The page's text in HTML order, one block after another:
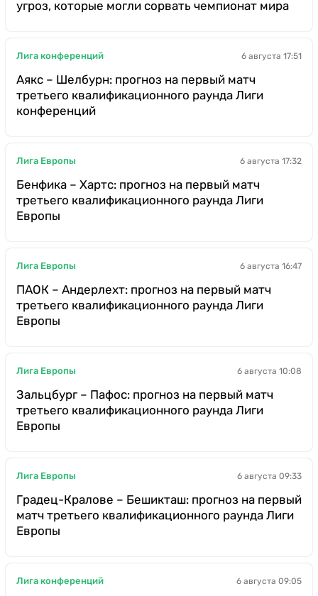
угроз, которые могли сорвать чемпионат мира
Лига конференций 6 августа 17:51
Аякс – Шелбурн: прогноз на первый матч
третьего квалификационного раунда Лиги
конференций
Лига Европы 6 августа 17:32
Бенфика – Хартс: прогноз на первый матч
третьего квалификационного раунда Лиги
Европы
Лига Европы 6 августа 16:47
ПАОК – Андерлехт: прогноз на первый матч
третьего квалификационного раунда Лиги
Европы
Лига Европы 6 августа 10:08
Зальцбург – Пафос: прогноз на первый матч
третьего квалификационного раунда Лиги
Европы
Лига Европы 6 августа 09:33
Градец-Кралове – Бешикташ: прогноз на первый
матч третьего квалификационного раунда Лиги
Европы
Лига конференций 6 августа 09:05